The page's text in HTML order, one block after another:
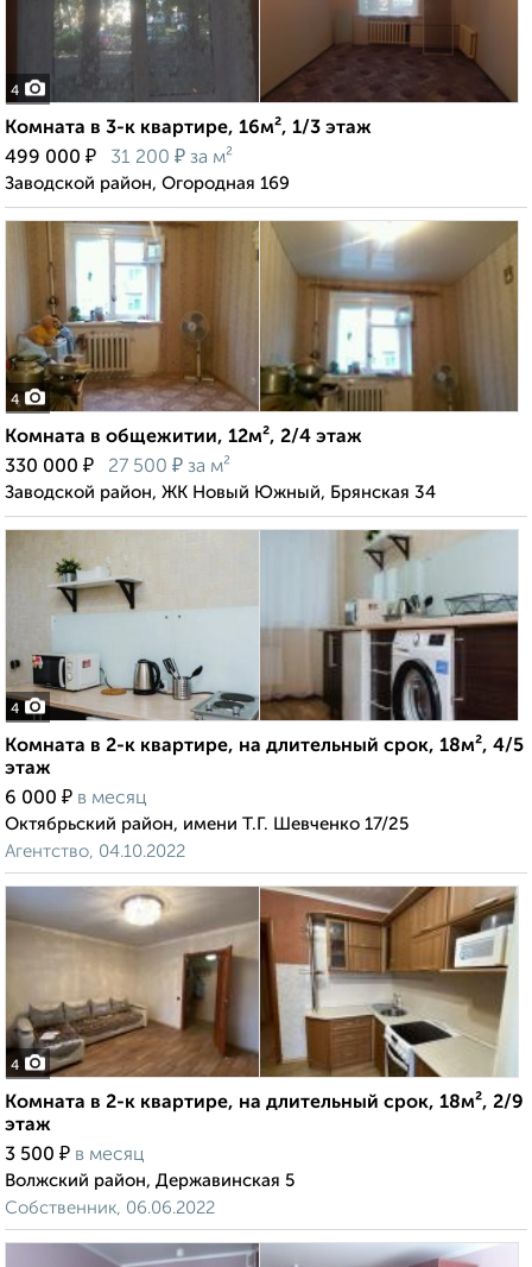
4
Комната в 3-к квартире, 16м², 1/3 этаж
499 000 ₽ 31 200 ₽ за м²
Заводской район, Огородная 169
4
Комната в общежитии, 12м², 2/4 этаж
330 000 ₽ 27 500 ₽ за м²
Заводской район, ЖК Новый Южный, Брянская 34
4
Комната в 2-к квартире, на длительный срок, 18м², 4/5
этаж
6 000 ₽ в месяц
Октябрьский район, имени Т.Г. Шевченко 17/25
Агентство, 04.10.2022
4
Комната в 2-к квартире, на длительный срок, 18м², 2/9
этаж
3 500 ₽ в месяц
Волжский район, Державинская 5
Собственник, 06.06.2022